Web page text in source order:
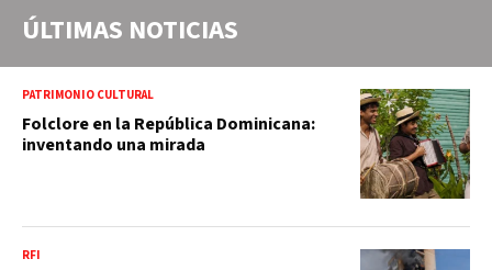
ÚLTIMAS NOTICIAS
PATRIMONIO CULTURAL
Folclore en la República Dominicana:
inventando una mirada
RFI